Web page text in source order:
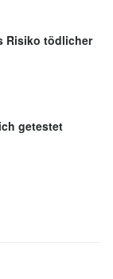
Risiko tödlicher
getestet